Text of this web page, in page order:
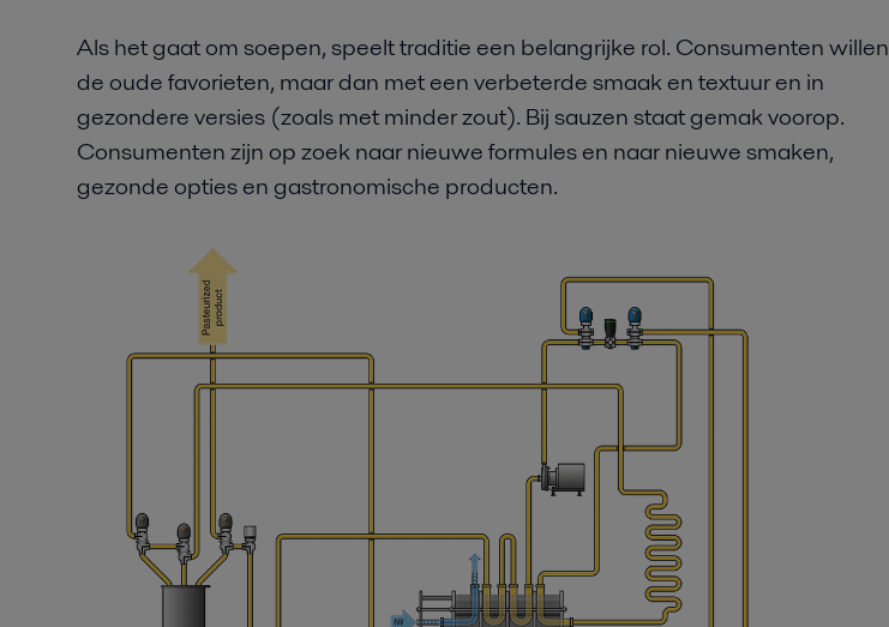
Als het gaat om soepen, speelt traditie een belangrijke rol. Consumenten willen
de oude favorieten, maar dan met een verbeterde smaak en textuur en in
gezondere versies (zoals met minder zout). Bij sauzen staat gemak voorop.
Consumenten zijn op zoek naar nieuwe formules en naar nieuwe smaken,
gezonde opties en gastronomische producten.